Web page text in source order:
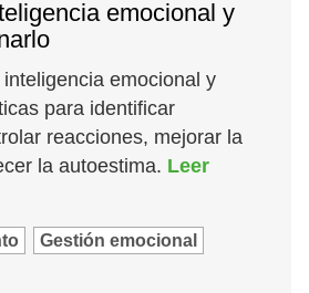
emocional y
emocional y
para identificar
reacciones, mejorar la
la autoestima. Leer
Gestión emocional